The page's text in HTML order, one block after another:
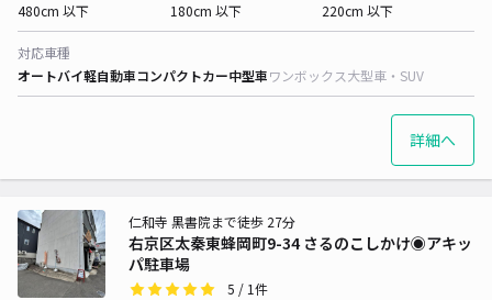
480cm 以下
180cm 以下
220cm 以下
対応車種
オートバイ軽自動車コンパクトカー中型車ワンボックス大型車・SUV
詳細へ
右京区太秦東蜂岡町9-34 さるのこしかけ◉アキッ
パ駐車場
仁和寺 黒書院まで徒歩 27分
5 / 1件